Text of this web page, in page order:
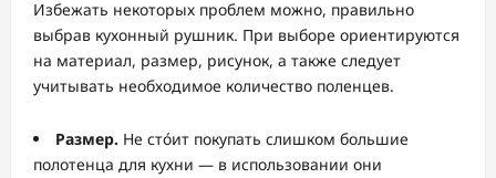
Избежать некоторых проблем можно, правильно
выбрав кухонный рушник. При выборе ориентируются
на материал, размер, рисунок, а также следует
учитывать необходимое количество поленцев.
Размер. Не сто́ит покупать слишком большие
полотенца для кухни — в использовании они